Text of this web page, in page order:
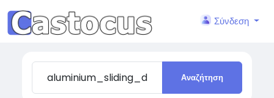
Σύνδεση
Αναζήτηση